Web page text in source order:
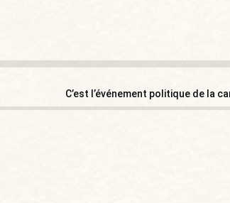
C’est l’événement politique de la